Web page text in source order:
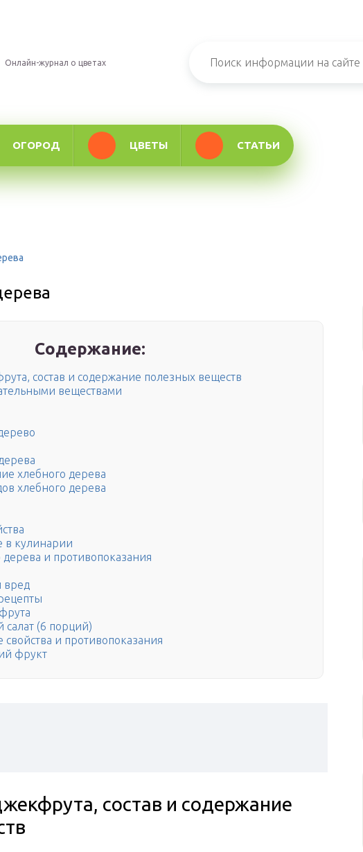
Онлайн-журнал о цветах
ОГОРОД ЦВЕТЫ СТАТЬИ
Содержание:
состав и содержание полезных веществ
веществами
хлебного дерева
хлебного дерева
в кулинарии
и противопоказания
вред
(6 порций)
и противопоказания
фрукт
состав и содержание